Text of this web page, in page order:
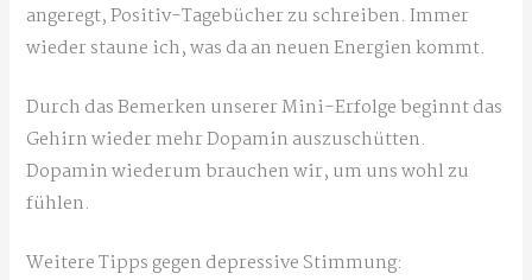
angeregt, Positiv-Tagebücher zu schreiben. Immer
wieder staune ich, was da an neuen Energien kommt.
Durch das Bemerken unserer Mini-Erfolge beginnt das
Gehirn wieder mehr Dopamin auszuschütten.
Dopamin wiederum brauchen wir, um uns wohl zu
fühlen.
Weitere Tipps gegen depressive Stimmung: